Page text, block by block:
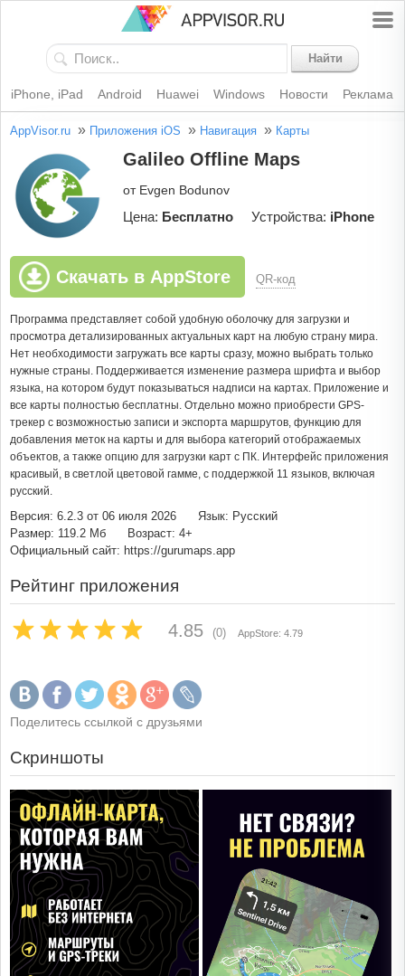
Найти
iPhone, iPad Android Huawei Windows Новости Реклама
AppVisor.ru » Приложения iOS » Навигация » Карты
Galileo Offline Maps
от Evgen Bodunov
Цена: Бесплатно Устройства: iPhone
Скачать в AppStore QR-код
Программа представляет собой удобную оболочку для загрузки и
просмотра детализированных актуальных карт на любую страну мира.
Нет необходимости загружать все карты сразу, можно выбрать только
нужные страны. Поддерживается изменение размера шрифта и выбор
языка, на котором будут показываться надписи на картах. Приложение и
все карты полностью бесплатны. Отдельно можно приобрести GPS-
трекер с возможностью записи и экспорта маршрутов, функцию для
добавления меток на карты и для выбора категорий отображаемых
объектов, а также опцию для загрузки карт с ПК. Интерфейс приложения
красивый, в светлой цветовой гамме, с поддержкой 11 языков, включая
русский.
Версия: 6.2.3 от 06 июля 2026
Язык: Русский
Размер: 119.2 Мб
Возраст: 4+
Официальный сайт: https://gurumaps.app
Рейтинг приложения
4.85 (0) AppStore: 4.79
Поделитесь ссылкой с друзьями
Скриншоты